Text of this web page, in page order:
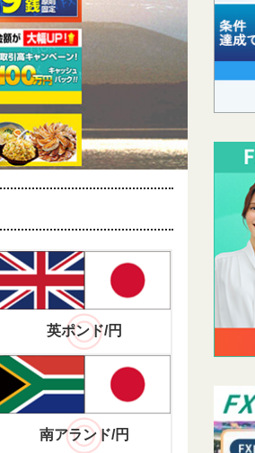
英ポンド/円
南アランド/円